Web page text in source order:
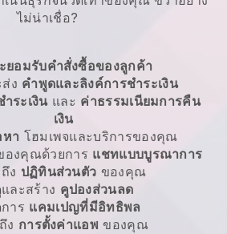
ไม่น่าเชื่อ?
ยอมรับคำสั่งซื้อของลูกค้า
ง คำพูดและลิงค์การชำระเงิน
ระเงิน และ ค่าธรรมเนียมการคืน
เงิน
หา โฮมเพจและบริการของคุณ
องคุณด้วยการ แชทแบบบูรณาการ
ง ปฏิทินส่วนตัว ของคุณ
ละสร้าง คูปองส่วนลด
าร แคมเปญที่มีอิทธิพล
ง การตั้งค่าแอพ ของคุณ